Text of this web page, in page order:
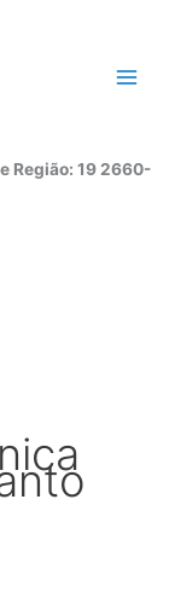
Região: 19 2660-